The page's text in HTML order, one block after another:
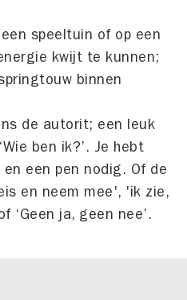
speeltuin of op een
kwijt te kunnen;
binnen
de autorit; een leuk
ben ik?’. Je hebt
een pen nodig. Of de
en neem mee', 'ik zie,
ja, geen nee’.